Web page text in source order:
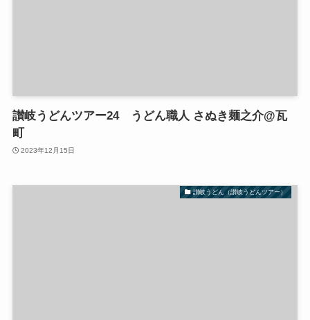
讃岐うどんツアー24 うどん職人 さぬき麺之介@瓦
町
2023年12月15日
讃岐うどん（讃岐うどんツアー）